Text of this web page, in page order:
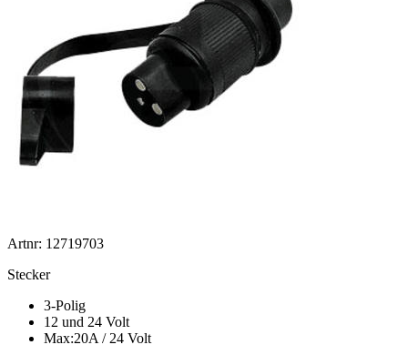
Artnr: 12719703
Stecker
3-Polig
12 und 24 Volt
Max:20A / 24 Volt